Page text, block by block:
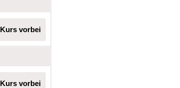
Kurs vorbei
Kurs vorbei